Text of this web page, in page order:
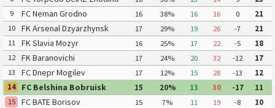
9
FC Neman Grodno 16 38% 16 16 0
21
10
FK Arsenal Dzyarzhynsk 17 29% 19 26 -7
21
11
FK Slavia Mozyr 16 25% 17 22 -5
18
12
FK Baranovichi 17 24% 20 32 -12
17
13
FC Dnepr Mogilev 17 12% 15 28 -13
12
14
FC Belshina Bobruisk 15 20% 13 30 -17
11
15
FC BATE Borisov 15 7% 11 19 -8
10